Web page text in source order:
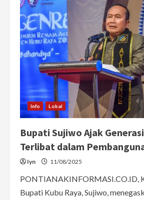
SMPN
3
Pontianak
Kenalkan
Budaya
Dayak
Kayaan
Mendalam
di
Jepang
Info Lokal
Bupati Sujiwo Ajak
Terlibat dalam
Iyn 11/08/2025
PONTIANAKINFORMASI.CO.ID,
Bupati Kubu Raya, Sujiwo,